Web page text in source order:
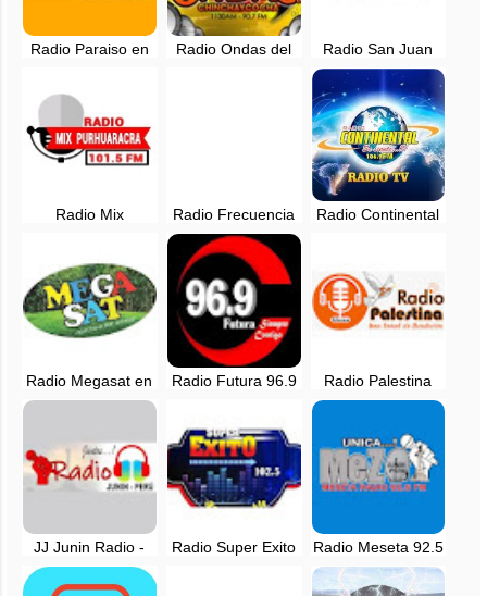
Radio Paraiso en
102.1 FM
Radio Ondas del
Radio San Juan
Bautista de Tarma
en vivo -
Huasahuasi
Radio Mix
Tarma
Radio Frecuencia
G - 105.1 FM en
vivo - Junin
Radio Continental
Junin
Radio Megasat en
vivo - Satipo, junin
Radio Futura 96.9
Radio Palestina
102.9 FM -
EN VIVO
JJ Junin Radio -
EN VIVO
Radio Super Exito
Radio Meseta 92.5
FM Junin en vivo